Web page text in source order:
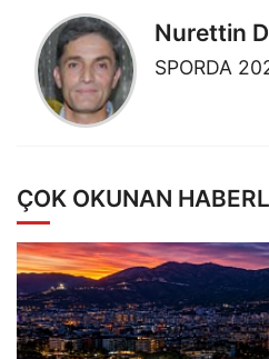
Nurettin
SPORDA
ÇOK OKUNAN